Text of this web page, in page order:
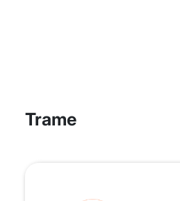
Trame